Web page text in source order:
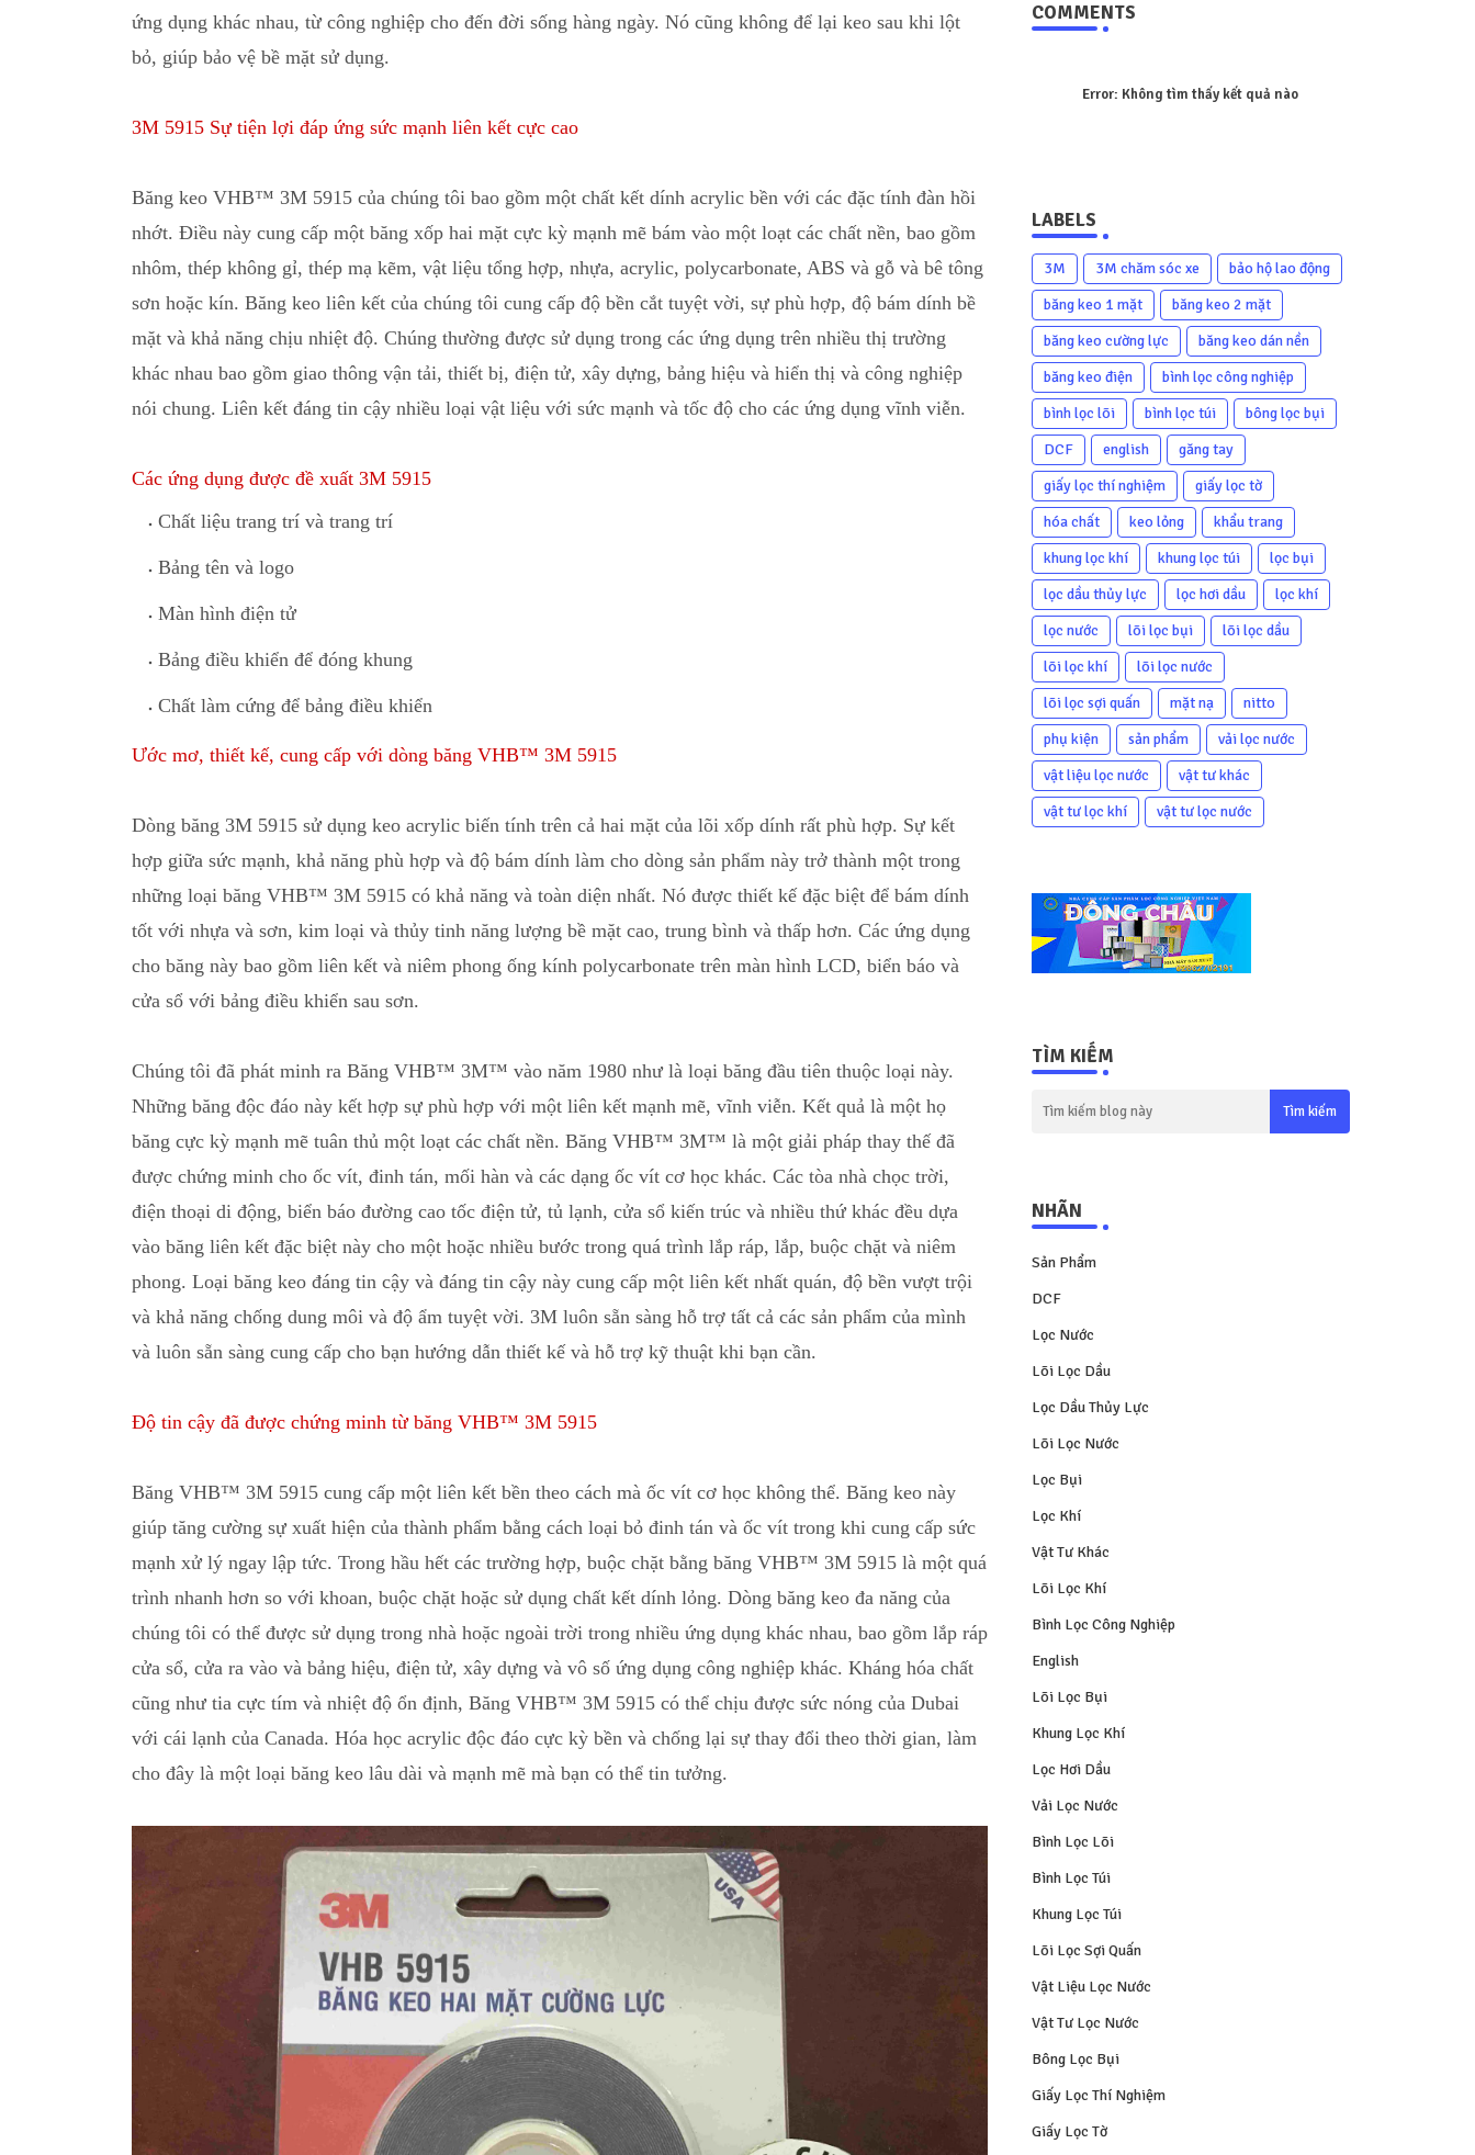
ứng dụng khác nhau, từ công nghiệp chođến đời sống hàng ngày. Nó cũng không để lại keo sau khi lột
bỏ, giúp bảo vệ bề mặt sử dụng.
3M 5915 Sự tiện lợi đáp ứng sức mạnh liên kết cực cao
Băng keo VHB™ 3M 5915 của chúng tôi bao gồm một chất kết dính acrylic bền với các đặc tính đàn hồi
nhớt. Điều này cung cấp một băng xốp hai mặt cực kỳ mạnh mẽ bám vào một loạt các chất nền, bao gồm
nhôm, thép không gỉ, thép mạ kẽm, vật liệu tổng hợp, nhựa, acrylic, polycarbonate, ABS và gỗ và bê tông
sơn hoặc kín. Băng keo liên kết của chúng tôi cung cấp độ bền cắt tuyệt vời, sự phù hợp, độ bám dính bề
mặt và khả năng chịu nhiệt độ. Chúng thường được sử dụng trong các ứng dụng trên nhiều thị trường
khác nhau bao gồm giao thông vận tải, thiết bị, điện tử, xây dựng, bảng hiệu và hiển thị và công nghiệp
nói chung. Liên kết đáng tin cậy nhiều loại vật liệu với sức mạnh và tốc độ cho các ứng dụng vĩnh viễn.
Các ứng dụng được đề xuất 3M 5915
Chất liệu trang trí và trang trí
Bảng tên và logo
Màn hình điện tử
Bảng điều khiển để đóng khung
Chất làm cứng để bảng điều khiển
Ước mơ, thiết kế, cung cấp với dòng băng VHB™ 3M 5915
Dòng băng 3M 5915 sử dụng keo acrylic biến tính trên cả hai mặt của lõi xốp dính rất phù hợp. Sự kết
hợp giữa sức mạnh, khả năng phù hợp và độ bám dính làm cho dòng sản phẩm này trở thành một trong
những loại băng VHB™ 3M 5915 có khả năng và toàn diện nhất. Nó được thiết kế đặc biệt để bám dính
tốt với nhựa và sơn, kim loại và thủy tinh năng lượng bề mặt cao, trung bình và thấp hơn. Các ứng dụng
cho băng này bao gồm liên kết và niêm phong ống kính polycarbonate trên màn hình LCD, biển báo và
cửa sổ với bảng điều khiển sau sơn.
Chúng tôi đã phát minh ra Băng VHB™ 3M™ vào năm 1980 như là loại băng đầu tiên thuộc loại này.
Những băng độc đáo này kết hợp sự phù hợp với một liên kết mạnh mẽ, vĩnh viễn. Kết quả là một họ
băng cực kỳ mạnh mẽ tuân thủ một loạt các chất nền. Băng VHB™ 3M™ là một giải pháp thay thế đã
được chứng minh cho ốc vít, đinh tán, mối hàn và các dạng ốc vít cơ học khác. Các tòa nhà chọc trời,
điện thoại di động, biển báo đường cao tốc điện tử, tủ lạnh, cửa sổ kiến trúc và nhiều thứ khác đều dựa
vào băng liên kết đặc biệt này cho một hoặc nhiều bước trong quá trình lắp ráp, lắp, buộc chặt và niêm
phong. Loại băng keo đáng tin cậy và đáng tin cậy này cung cấp một liên kết nhất quán, độ bền vượt trội
và khả năng chống dung môi và độ ẩm tuyệt vời. 3M luôn sẵn sàng hỗ trợ tất cả các sản phẩm của mình
và luôn sẵn sàng cung cấp cho bạn hướng dẫn thiết kế và hỗ trợ kỹ thuật khi bạn cần.
Độ tin cậy đã được chứng minh từ băng VHB™ 3M 5915
Băng VHB™ 3M 5915 cung cấp một liên kết bền theo cách mà ốc vít cơ học không thể. Băng keo này
giúp tăng cường sự xuất hiện của thành phẩm bằng cách loại bỏ đinh tán và ốc vít trong khi cung cấp sức
mạnh xử lý ngay lập tức. Trong hầu hết các trường hợp, buộc chặt bằng băng VHB™ 3M 5915 là một quá
trình nhanh hơn so với khoan, buộc chặt hoặc sử dụng chất kết dính lỏng. Dòng băng keo đa năng của
chúng tôi có thể được sử dụng trong nhà hoặc ngoài trời trong nhiều ứng dụng khác nhau, bao gồm lắp ráp
cửa sổ, cửa ra vào và bảng hiệu, điện tử, xây dựng và vô số ứng dụng công nghiệp khác. Kháng hóa chất
cũng như tia cực tím và nhiệt độ ổn định, Băng VHB™ 3M 5915 có thể chịu được sức nóng của Dubai
với cái lạnh của Canada. Hóa học acrylic độc đáo cực kỳ bền và chống lại sự thay đổi theo thời gian, làm
cho đây là một loại băng keo lâu dài và mạnh mẽ mà bạn có thể tin tưởng.
COMMENTS
Error: Không tìm thấy kết quả nào
LABELS
3M 3M chăm sóc xe
bảo hộ lao động
băng keo 1 mặt
băng keo 2 mặt
băng keo cường lực
băng keo dán nền
băng keo điện
bình lọc công nghiệp
bình lọc lõi
bình lọc túi
bông lọc bụi
DCF
english
găng tay
giấy lọc thí nghiệm
giấy lọc tờ
hóa chất
keo lỏng
khẩu trang
khung lọc khí
khung lọc túi
lọc bụi
lọc dầu thủy lực
lọc hơi dầu
lọc khí
lọc nước
lõi lọc bụi
lõi lọc dầu
lõi lọc khí
lõi lọc nước
lõi lọc sợi quấn
mặt nạ
nitto
phụ kiện
sản phẩm
vải lọc nước
vật liệu lọc nước
vật tư khác
vật tư lọc khí
vật tư lọc nước
TÌM KIẾM
NHÃN
Sản Phẩm
DCF
Lọc Nước
Lõi Lọc Dầu
Lọc Dầu Thủy Lực
Lõi Lọc Nước
Lọc Bụi
Lọc Khí
Vật Tư Khác
Lõi Lọc Khí
Bình Lọc Công Nghiệp
English
Lõi Lọc Bụi
Khung Lọc Khí
Lọc Hơi Dầu
Vải Lọc Nước
Bình Lọc Lõi
Bình Lọc Túi
Khung Lọc Túi
Lõi Lọc Sợi Quấn
Vật Liệu Lọc Nước
Vật Tư Lọc Nước
Bông Lọc Bụi
Giấy Lọc Thí Nghiệm
Giấy Lọc Tờ